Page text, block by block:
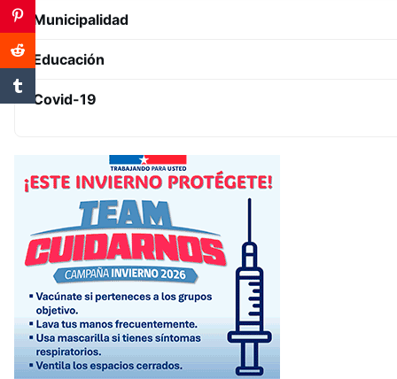
Municipalidad
Educación
Covid-19